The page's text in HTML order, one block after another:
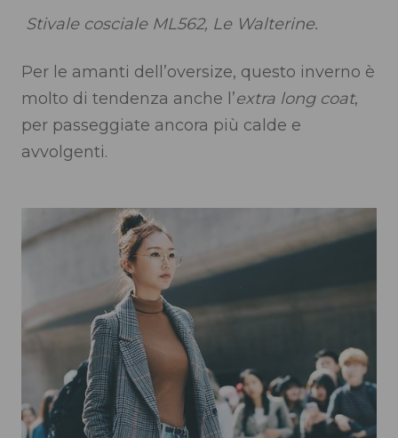
Stivale cosciale ML562, Le Walterine.
Per le amanti dell’oversize, questo inverno è
molto di tendenza anche l’extra long coat,
per passeggiate ancora più calde e
avvolgenti.